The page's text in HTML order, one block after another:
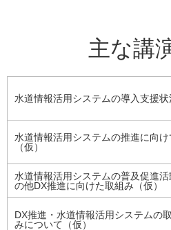
主な講
水道情報活用システムの導入支援状
水道情報活用システムの推進に向け
（仮）
水道情報活用システムの普及促進活
の他DX推進に向けた取組み（仮）
DX推進・水道情報活用システムの
みについて（仮）